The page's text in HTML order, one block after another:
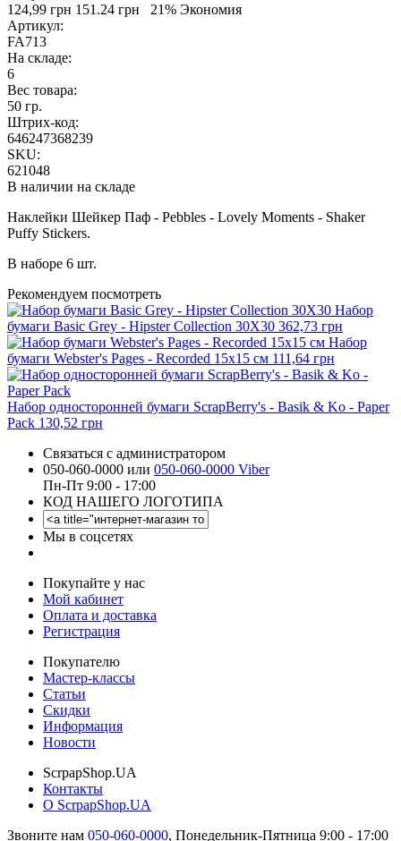
124,99 грн 151.24 грн
21% Экономия
Артикул:
FA713
На складе:
6
Вес товара:
50 гр.
Штрих-код:
646247368239
SKU:
621048
В наличии на складе
Наклейки Шейкер Паф - Pebbles - Lovely Moments - Shaker
Puffy Stickers.
В наборе 6 шт.
Рекомендуем посмотреть
Набор
бумаги Basic Grey - Hipster Collection 30X30 362,73 грн
Набор
бумаги Webster's Pages - Recorded 15х15 см 111,64 грн
Набор односторонней бумаги ScrapBerry's - Basik & Ko - Paper
Pack 130,52 грн
Связаться с администратором
050-060-0000 или 050-060-0000 Viber
Пн-Пт 9:00 - 17:00
КОД НАШЕГО ЛОГОТИПА
Мы в соцсетях
Покупайте у нас
Мой кабинет
Оплата и доставка
Регистрация
Покупателю
Мастер-классы
Статьи
Скидки
Информация
Новости
ScrpapShop.UA
Контакты
О ScrpapShop.UA
Звоните нам 050-060-0000, Понедельник-Пятница 9:00 - 17:00